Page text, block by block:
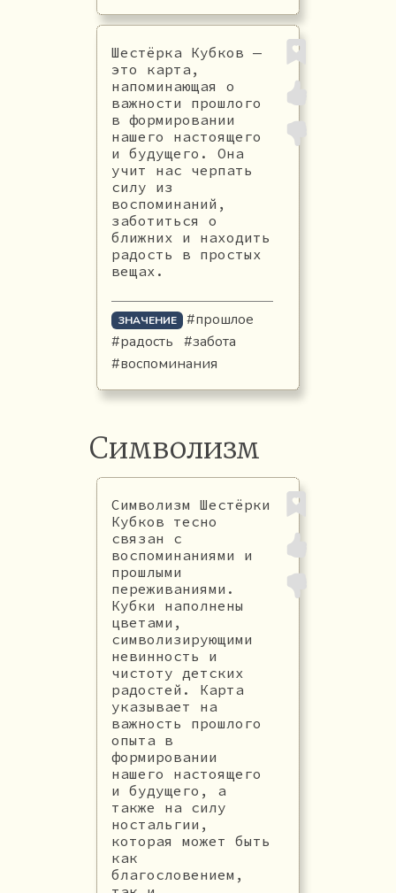
Шестёрка Кубков —
это карта,
напоминающая о
важности прошлого
в формировании
нашего настоящего
и будущего. Она
учит нас черпать
силу из
воспоминаний,
заботиться о
ближних и находить
радость в простых
вещах.
ЗНАЧЕНИЕ
#прошлое
#радость #забота
#воспоминания
Символизм
Символизм Шестёрки
Кубков тесно
связан с
воспоминаниями и
прошлыми
переживаниями.
Кубки наполнены
цветами,
символизирующими
невинность и
чистоту детских
радостей. Карта
указывает на
важность прошлого
опыта в
формировании
нашего настоящего
и будущего, а
также на силу
ностальгии,
которая может быть
как
благословением,